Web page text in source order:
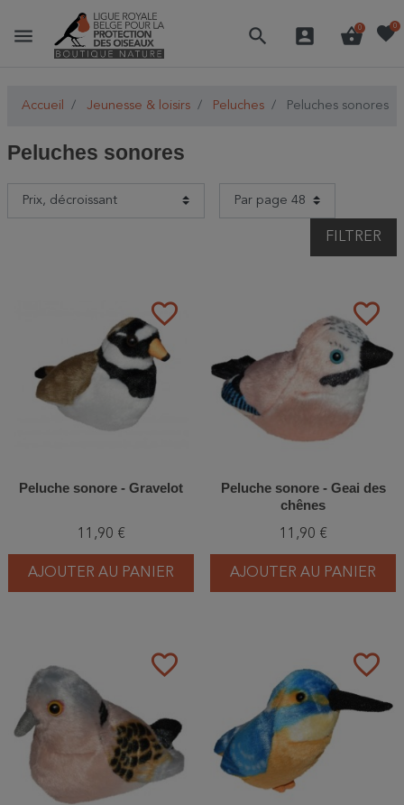
menu search account_box shopping_basket
0 favorite0
Accueil Jeunesse & loisirs Peluches Peluches sonores
Peluches sonores
FILTRER
favorite_border
Peluche sonore - Gravelot
11,90 €
AJOUTER AU PANIER
favorite_border
Peluche sonore - Geai des
chênes
11,90 €
AJOUTER AU PANIER
favorite_border favorite_border